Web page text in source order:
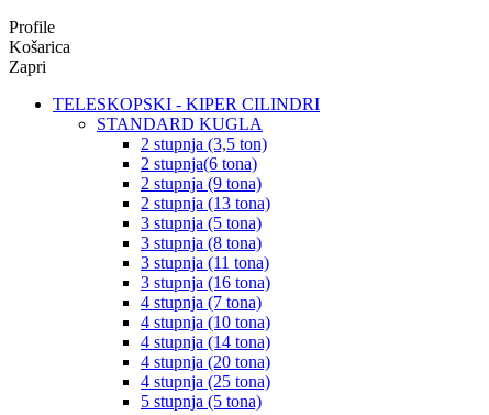
Profile
Košarica
Zapri
TELESKOPSKI - KIPER CILINDRI
STANDARD KUGLA
2 stupnja (3,5 ton)
2 stupnja(6 tona)
2 stupnja (9 tona)
2 stupnja (13 tona)
3 stupnja (5 tona)
3 stupnja (8 tona)
3 stupnja (11 tona)
3 stupnja (16 tona)
4 stupnja (7 tona)
4 stupnja (10 tona)
4 stupnja (14 tona)
4 stupnja (20 tona)
4 stupnja (25 tona)
5 stupnja (5 tona)